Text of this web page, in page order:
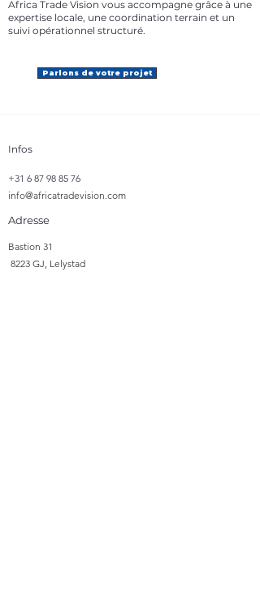
Africa Trade Vision vous accompagne grâce à une
expertise locale, une coordination terrain et un
suivi opérationnel structuré.
Parlons de votre projet
Infos
+31 6 87 98 85 76
info@africatradevision.com
Adresse
​Bastion 31
8223 GJ, Lelystad